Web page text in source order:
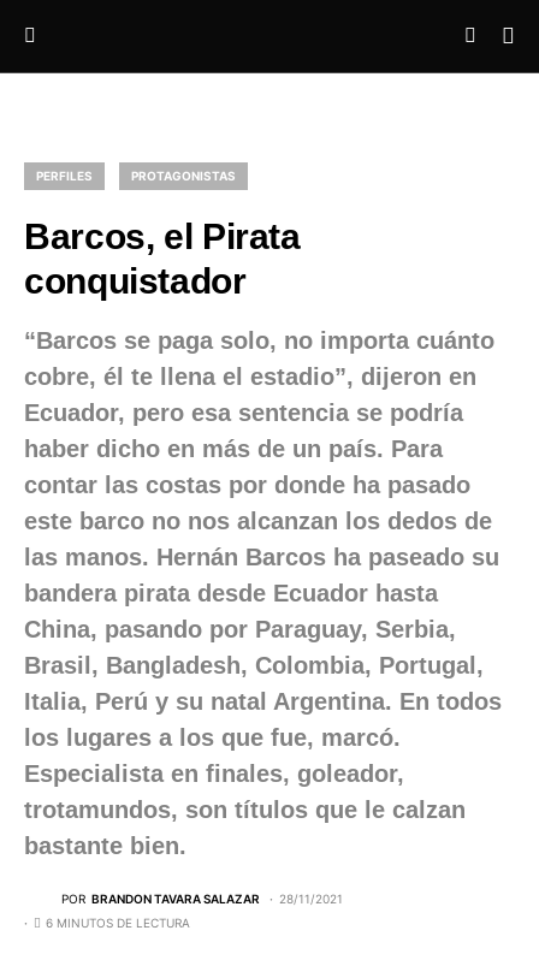
PERFILES PROTAGONISTAS
Barcos, el Pirata
conquistador
“Barcos se paga solo, no importa cuánto
cobre, él te llena el estadio”, dijeron en
Ecuador, pero esa sentencia se podría
haber dicho en más de un país. Para
contar las costas por donde ha pasado
este barco no nos alcanzan los dedos de
las manos. Hernán Barcos ha paseado su
bandera pirata desde Ecuador hasta
China, pasando por Paraguay, Serbia,
Brasil, Bangladesh, Colombia, Portugal,
Italia, Perú y su natal Argentina. En todos
los lugares a los que fue, marcó.
Especialista en finales, goleador,
trotamundos, son títulos que le calzan
bastante bien.
POR BRANDON TAVARA SALAZAR
28/11/2021
6 MINUTOS DE LECTURA